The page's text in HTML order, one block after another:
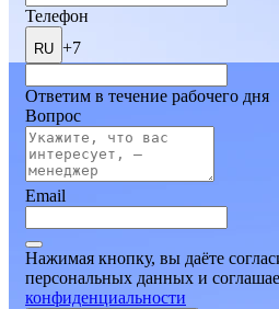
Телефон
RU +7
Ответим в течение рабочего дня
Вопрос
Email
Нажимая кнопку, вы даёте
персональных данных и
конфиденциальности